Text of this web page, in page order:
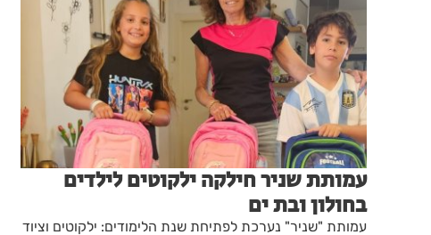
עמותת שניר חילקה ילקוטים לילדים
בחולון ובת ים
עמותת "שניר" נערכת לפתיחת שנת הלימודים: ילקוטים וציוד